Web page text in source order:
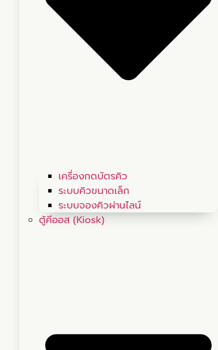
เครื่องกดบัตรคิว
ระบบคิวขนาดเล็ก
ระบบจองคิวผ่านไลน์
ตู้คีออส (Kiosk)